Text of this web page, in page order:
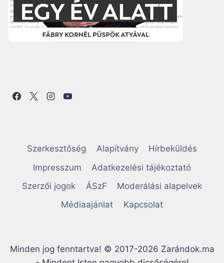
Szerkesztőség Alapítvány
Hírbeküldés
Impresszum
Adatkezelési tájékoztató
Szerzői jogok
ÁSzF
Moderálási alapelvek
Médiaajánlat
Kapcsolat
Minden jog fenntartva! © 2017-2026 Zarándok.ma